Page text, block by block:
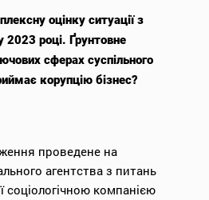
оцінку ситуації з
2023 році. Ґрунтовне
сферах суспільного
корупцію бізнес?
проведене на
агентства з питань
соціологічною компанією